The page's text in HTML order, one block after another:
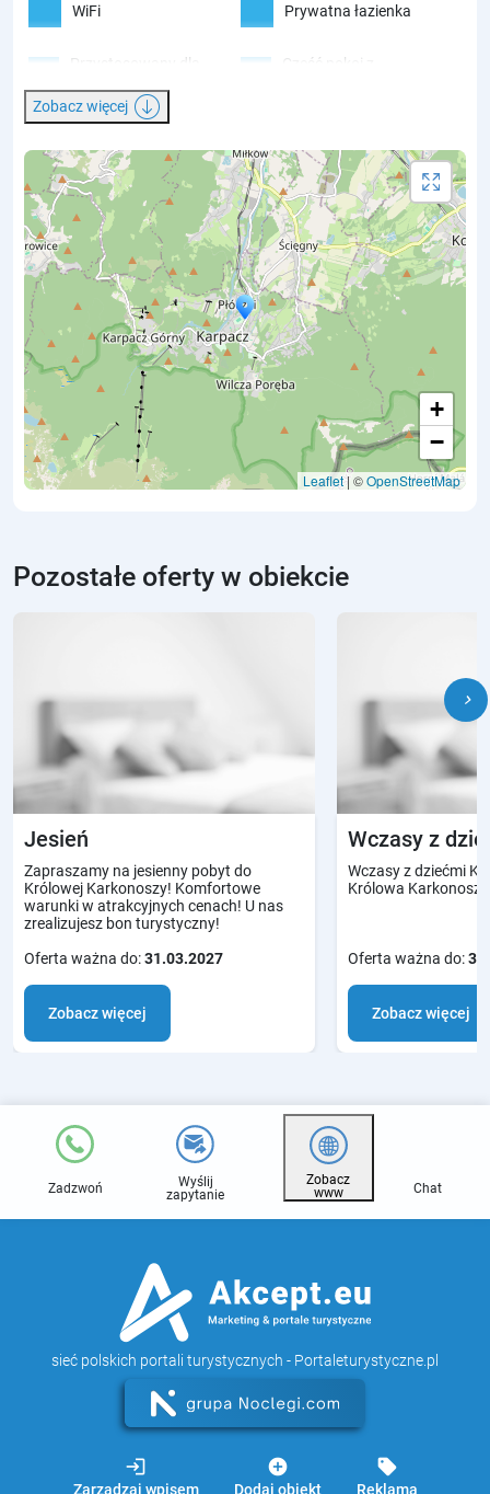
WiFi Prywatna łazienka
Przystosowany dla
Część pokoi z
Całoroczny Recepcja
Bezpłatny parking
Śniadania, obiady i
kolacje
Sala zabaw Telewizor
Miejsce na ognisko Wyżywienie
Zobacz więcej
+
−
Leaflet| ©OpenStreetMap
Pozostałe oferty w obiekcie
Jesień
Zapraszamy na jesienny pobyt do
Królowej Karkonoszy! Komfortowe
warunki w atrakcyjnych cenach! U nas
zrealizujesz bon turystyczny!
Oferta ważna do:31.03.2027
Zobacz więcej
Wczasy z
Wczasy z dziećmi
Królowa
Oferta ważna do:
Zobacz więcej
chevron_right
Zadzwoń
Wyślij
zapytanie
Zobacz
www
Chat
login
Zarządzaj wpisem
add_circle
Dodaj obiekt
sell
Reklama
sieć polskich portali turystycznych - Portaleturystyczne.pl